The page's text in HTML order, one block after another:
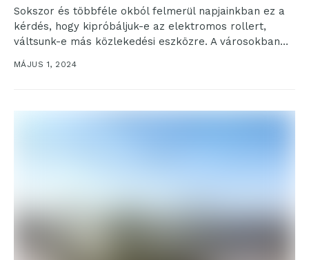
Sokszor és többféle okból felmerül napjainkban ez a
kérdés, hogy kipróbáljuk-e az elektromos rollert,
váltsunk-e más közlekedési eszközre. A városokban
MÁJUS 1, 2024